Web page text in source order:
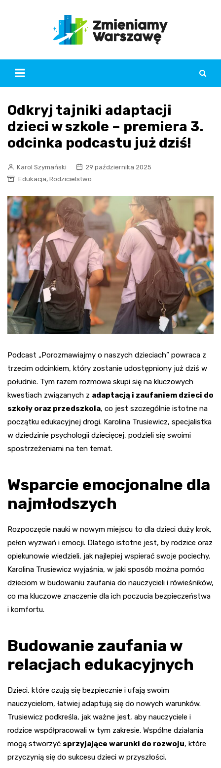
Odkryj tajniki adaptacji
dzieci w szkole – premiera 3.
odcinka podcastu już dziś!
Karol Szymański
29 października 2025
Edukacja, Rodzicielstwo
Podcast „Porozmawiajmy o naszych dzieciach” powraca z
trzecim odcinkiem, który zostanie udostępniony już dziś w
południe. Tym razem rozmowa skupi się na kluczowych
kwestiach związanych z adaptacją i zaufaniem dzieci do
szkoły oraz przedszkola, co jest szczególnie istotne na
początku edukacyjnej drogi. Karolina Trusiewicz, specjalistka
w dziedzinie psychologii dziecięcej, podzieli się swoimi
spostrzeżeniami na ten temat.
Wsparcie emocjonalne dla
najmłodszych
Rozpoczęcie nauki w nowym miejscu to dla dzieci duży krok,
pełen wyzwań i emocji. Dlatego istotne jest, by rodzice oraz
opiekunowie wiedzieli, jak najlepiej wspierać swoje pociechy.
Karolina Trusiewicz wyjaśnia, w jaki sposób można pomóc
dzieciom w budowaniu zaufania do nauczycieli i rówieśników,
co ma kluczowe znaczenie dla ich poczucia bezpieczeństwa
i komfortu.
Budowanie zaufania w
relacjach edukacyjnych
Dzieci, które czują się bezpiecznie i ufają swoim
nauczycielom, łatwiej adaptują się do nowych warunków.
Trusiewicz podkreśla, jak ważne jest, aby nauczyciele i
rodzice współpracowali w tym zakresie. Wspólne działania
mogą stworzyć sprzyjające warunki do rozwoju, które
przyczynią się do sukcesu dzieci w przyszłości.